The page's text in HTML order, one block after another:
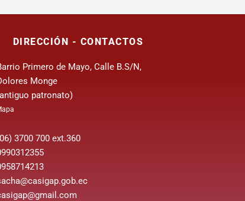
DIRECCIÓN - CONTACTOS
Primero de Mayo, Calle B.S/N,
Monge
patronato)
3700 700 ext.360